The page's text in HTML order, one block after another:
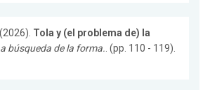
(2026). Tola y (el problema de) la
búsqueda de la forma.. (pp. 110 - 119).